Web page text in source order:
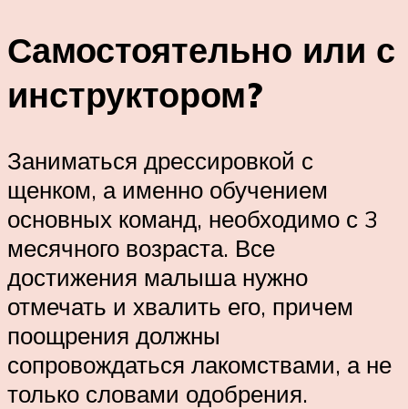
Самостоятельно или с
инструктором?
Заниматься дрессировкой с
щенком, а именно обучением
основных команд, необходимо с 3
месячного возраста. Все
достижения малыша нужно
отмечать и хвалить его, причем
поощрения должны
сопровождаться лакомствами, а не
только словами одобрения.